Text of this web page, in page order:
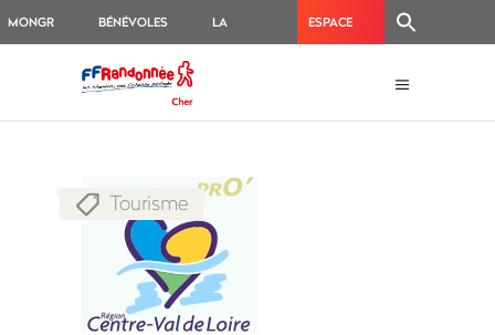
MONGR BÉNÉVOLES LA ESPACE
Tourisme